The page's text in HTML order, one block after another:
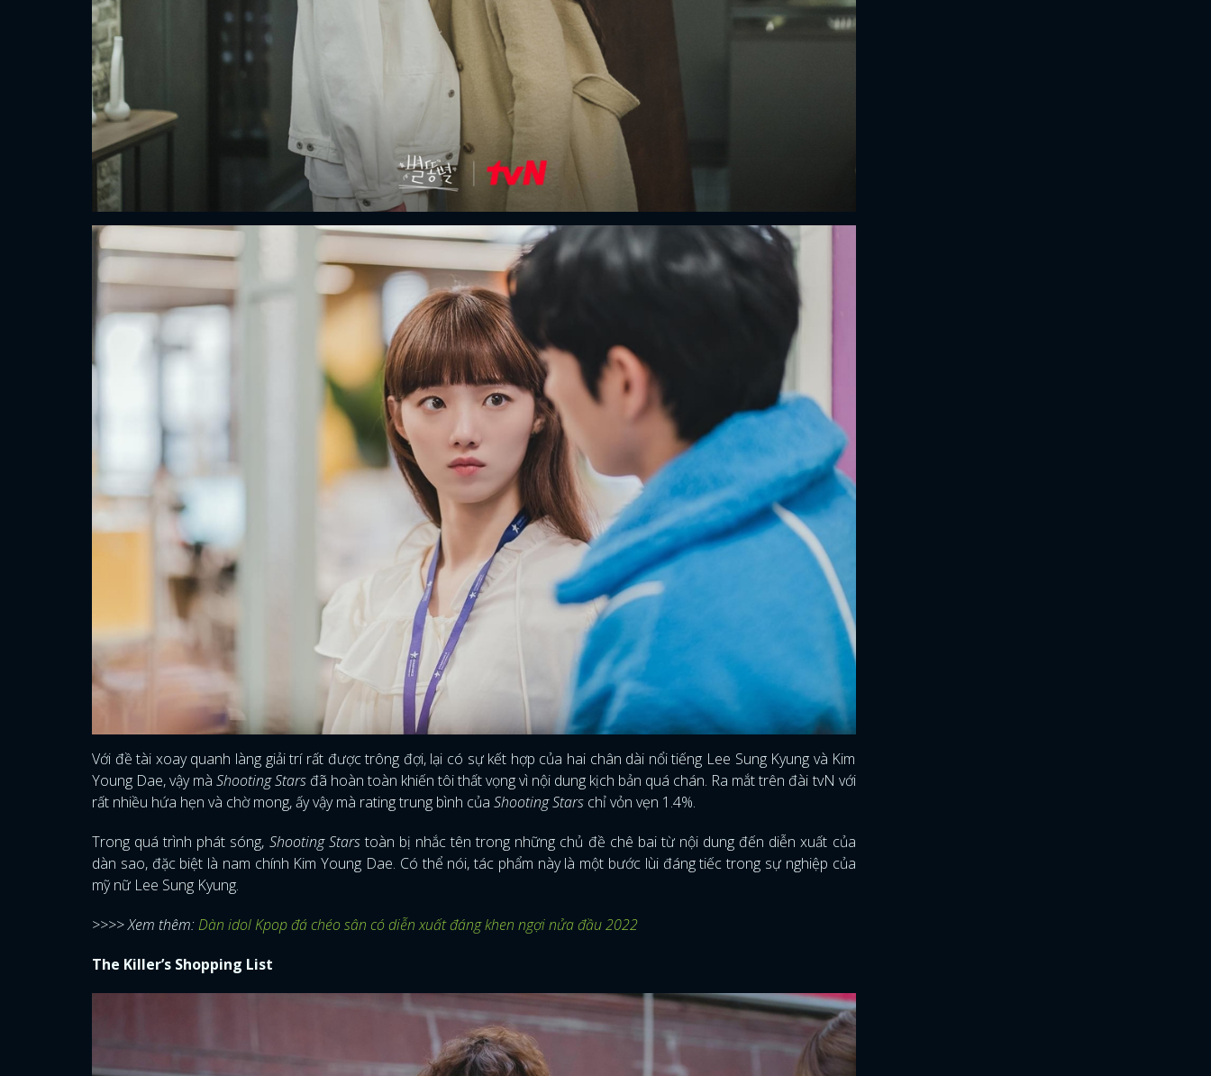
Với đề tài xoay quanh làng giải trí rất được trông đợi, lại có sự kết hợp của hai chân dài nổi tiếng Lee Sung Kyung và Kim
Young Dae, vậy màShooting Stars đã hoàn toàn khiến tôi thất vọng vì nội dung kịch bản quá chán. Ra mắt trên đài tvN với
rất nhiều hứa hẹn và chờ mong, ấy vậy mà rating trung bình của Shooting Stars chỉ vỏn vẹn 1.4%.
Trong quá trình phát sóng, Shooting Starstoàn bị nhắc tên trong những chủ đề chê bai từ nội dung đến diễn xuất của
dàn sao, đặc biệt là nam chính Kim Young Dae. Có thể nói, tác phẩm này là một bước lùi đáng tiếc trong sự nghiệp của
mỹ nữ Lee Sung Kyung.
>>>> Xem thêm:Dàn idol Kpop đá chéo sân có diễn xuất đáng khen ngợi nửa đầu 2022
The Killer’s Shopping List